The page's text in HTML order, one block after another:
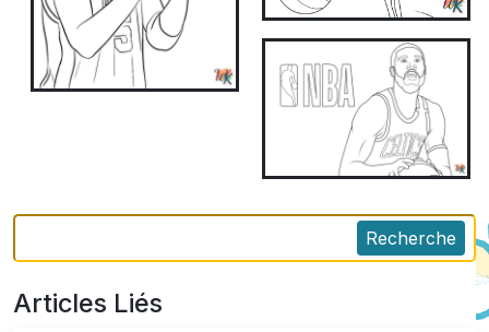
Recherche
Articles Liés